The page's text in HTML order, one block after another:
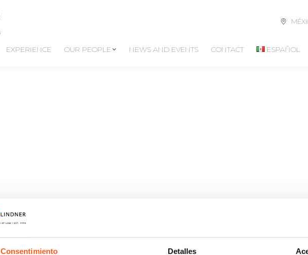
Consentimiento Detalles
EXPERIENCE OUR PEOPLE NEWS AND EVENTS CONTACT ESPAÑOL